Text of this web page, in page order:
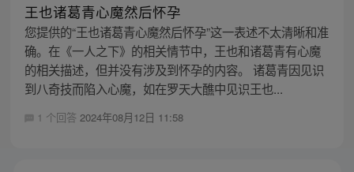
王也诸葛青心魔然后怀孕
您提供的“王也诸葛青心魔然后怀孕”这一表述不太清晰和准
确。在《一人之下》的相关情节中，王也和诸葛青有心魔
的相关描述，但并没有涉及到怀孕的内容。 诸葛青因见识
到八奇技而陷入心魔，如在罗天大醮中见识王也...
1 个回答 2024年08月12日 11:58